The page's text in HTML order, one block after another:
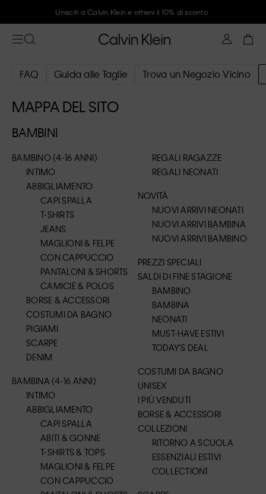
Unisciti a Calvin Klein e ottieni il 10% di sconto
FAQ Guida alle Taglie Trova un Negozio Vicino
MAPPA DEL SITO
BAMBINI
BAMBINO (4-16 ANNI)
INTIMO
ABBIGLIAMENTO
CAPI SPALLA
T-SHIRTS
JEANS
MAGLIONI & FELPE
CON CAPPUCCIO
PANTALONI & SHORTS
CAMICIE & POLOS
BORSE & ACCESSORI
COSTUMI DA BAGNO
PIGIAMI
SCARPE
DENIM
BAMBINA (4-16 ANNI)
INTIMO
ABBIGLIAMENTO
CAPI SPALLA
ABITI & GONNE
T-SHIRTS & TOPS
MAGLIONI & FELPE
CON CAPPUCCIO
REGALI RAGAZZE
REGALI NEONATI
NOVITÀ
NUOVI ARRIVI NEONATI
NUOVI ARRIVI BAMBINA
NUOVI ARRIVI BAMBINO
PREZZI SPECIALI
SALDI DI FINE STAGIONE
BAMBINO
BAMBINA
NEONATI
MUST-HAVE ESTIVI
TODAY'S DEAL
COSTUMI DA BAGNO
UNISEX
I PIÙ VENDUTI
BORSE & ACCESSORI
COLLEZIONI
RITORNO A SCUOLA
ESSENZIALI ESTIVI
COLLECTION1